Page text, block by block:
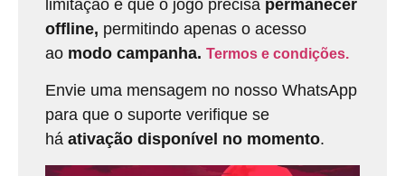
limitação é que o jogo precisa permanecer
offline, permitindo apenas o acesso
ao modo campanha. Termos e condições.
Envie uma mensagem no nosso WhatsApp
para que o suporte verifique se
há ativação disponível no momento.